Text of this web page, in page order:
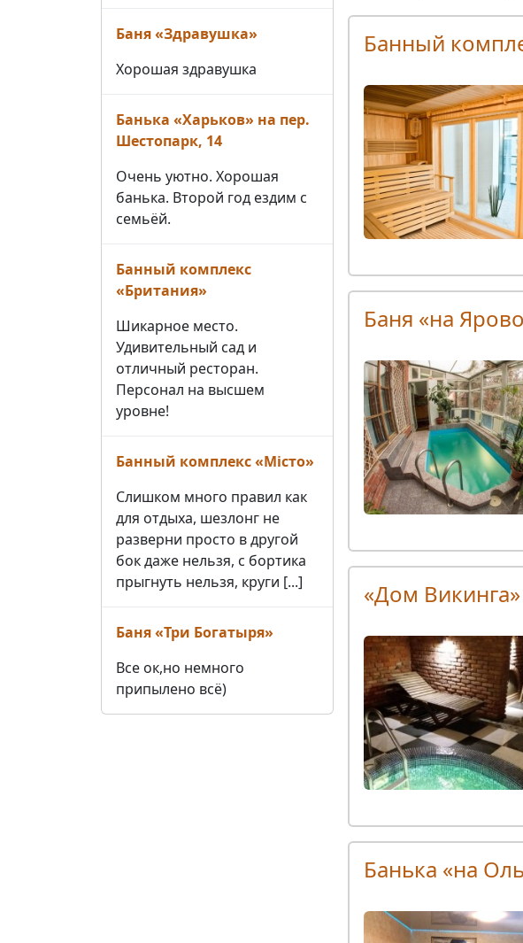
Банный
Баня «на
«Дом Викинга»
Банька «на
Баня «Здравушка»
Хорошая здравушка
Банька «Харьков» на пер.
Шестопарк, 14
Очень уютно. Хорошая
банька. Второй год ездим с
семьёй.
Банный комплекс
«Британия»
Шикарное место.
Удивительный сад и
отличный ресторан.
Персонал на высшем
уровне!
Банный комплекс «Місто»
Слишком много правил как
для отдыха, шезлонг не
разверни просто в другой
бок даже нельзя, с бортика
прыгнуть нельзя, круги [...]
Баня «Три Богатыря»
Все ок,но немного
припылено всё)